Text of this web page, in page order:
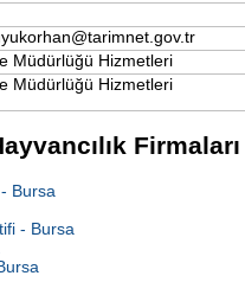
Müdürlüğü Hizmetleri
Müdürlüğü Hizmetleri
Firmaları
Bursa
- Bursa